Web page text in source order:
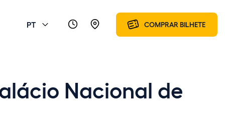
PT COMPRAR BILHETE
Nacional de